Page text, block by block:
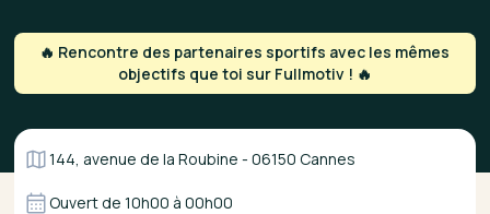
🔥 Rencontre des partenaires sportifs avec les mêmes
objectifs que toi sur Fullmotiv ! 🔥
144, avenue de la Roubine - 06150 Cannes
Ouvert de10h00 à00h00